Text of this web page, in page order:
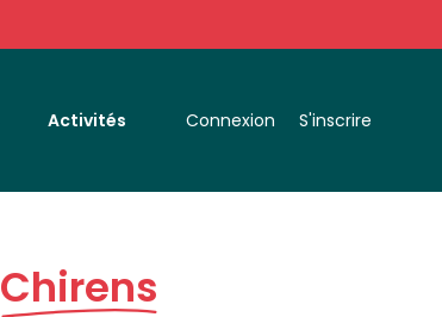
Activités Connexion S'inscrire
Chirens